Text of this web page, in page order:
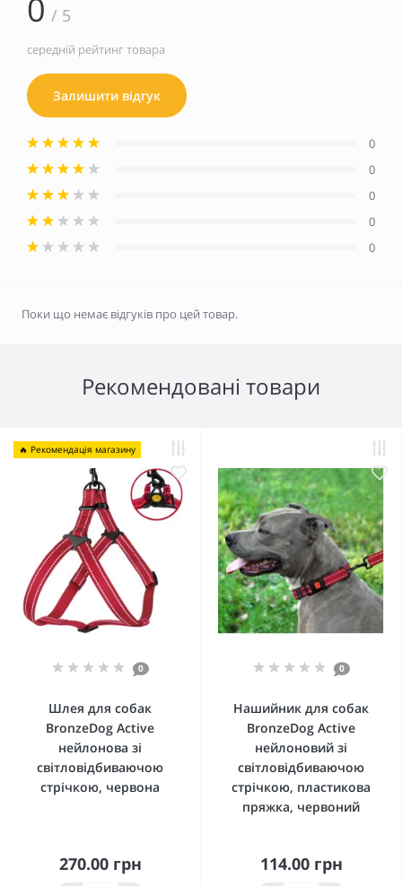
0 / 5
середній рейтинг товара
Залишити відгук
0
0
0
0
0
Поки що немає відгуків про цей товар.
Рекомендовані товари
🔥 Рекомендація магазину
0
Шлея для собак
BronzeDog Active
нейлонова зі
світловідбиваючою
стрічкою, червона
270.00 грн
0
Нашийник для собак
BronzeDog Active
нейлоновий зі
світловідбиваючою
стрічкою, пластикова
пряжка, червоний
114.00 грн